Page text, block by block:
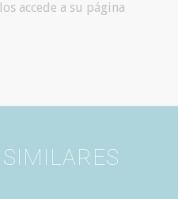
accede a su página